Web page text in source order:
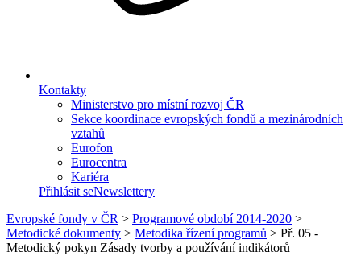
Kontakty
Ministerstvo pro místní rozvoj ČR
Sekce koordinace evropských fondů a mezinárodních
vztahů
Eurofon
Eurocentra
Kariéra
Přihlásit seNewslettery
Evropské fondy v ČR > Programové období 2014-2020 >
Metodické dokumenty > Metodika řízení programů > Př. 05 -
Metodický pokyn Zásady tvorby a používání indikátorů